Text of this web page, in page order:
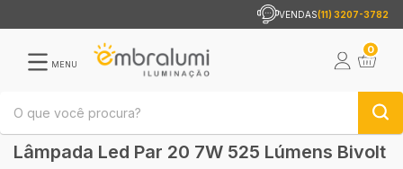
VENDAS(11) 3207-3782
MENU
0
Lâmpada Led Par 20 7W 525 Lúmens Bivolt